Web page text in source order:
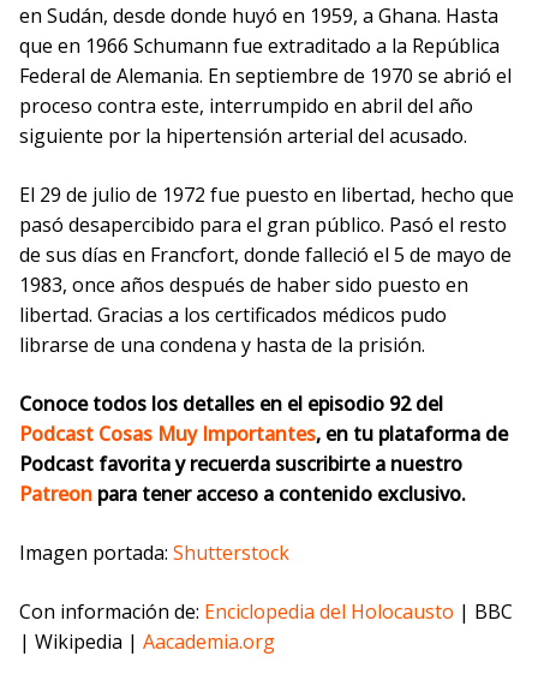
en Sudán, desde donde huyó en 1959, a Ghana. Hasta
que en 1966 Schumann fue extraditado a la República
Federal de Alemania. En septiembre de 1970 se abrió el
proceso contra este, interrumpido en abril del año
siguiente por la hipertensión arterial del acusado.
El 29 de julio de 1972 fue puesto en libertad, hecho que
pasó desapercibido para el gran público. Pasó el resto
de sus días en Francfort, donde falleció el 5 de mayo de
1983, once años después de haber sido puesto en
libertad. Gracias a los certificados médicos pudo
librarse de una condena y hasta de la prisión.
Conoce todos los detalles en el episodio 92 del
Podcast Cosas Muy Importantes, en tu plataforma de
Podcast favorita y recuerda suscribirte a nuestro
Patreon para tener acceso a contenido exclusivo.
Imagen portada: Shutterstock
Con información de: Enciclopedia del Holocausto | BBC
| Wikipedia | Aacademia.org